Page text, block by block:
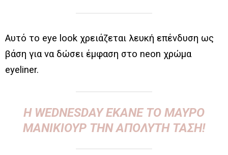
Αυτό το eye look χρειάζεται λευκή επένδυση ως
βάση για να δώσει έμφαση στο neon χρώμα
eyeliner.
H WEDNESDAY ΈΚΑΝΕ ΤΟ ΜΑΎΡΟ
ΜΑΝΙΚΙΟΎΡ ΤΗΝ ΑΠΌΛΥΤΗ ΤΆΣΗ!